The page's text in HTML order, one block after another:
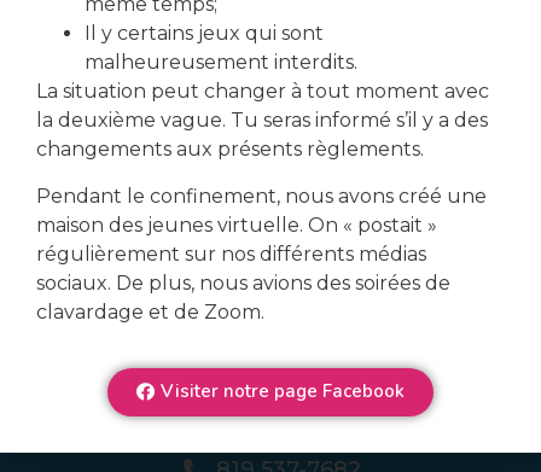
Veux-tu en connaître plus
sur nos services?
Nous contacter
Se connecter
Il y certains jeux qui sont
malheureusement interdits.
La situation peut changer à tout moment avec
la deuxième vague. Tu seras informé s’il y a des
changements aux présents règlements.
Pendant le confinement, nous avons créé une
maison des jeunes virtuelle. On « postait »
régulièrement sur nos différents médias
sociaux. De plus, nous avions des soirées de
clavardage et de Zoom.
Visiter notre page Facebook